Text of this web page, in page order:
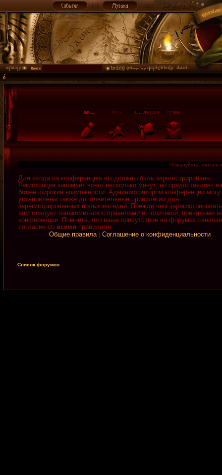
Пожалуйста,
Для входа на конференцию вы должны быть зарегистрированы.
Регистрация занимает всего несколько минут, но предоставляет
более широкие возможности. Администратором конференции
установлены также дополнительные привилегии для
зарегистрированных пользователей. Прежде чем
вам следует ознакомиться с правилами и политикой, принятыми
конференции. Помните, что ваше присутствие на форумах
согласие со всеми правилами.
Общие правила| Соглашение о конфиденциальности
Список форумов